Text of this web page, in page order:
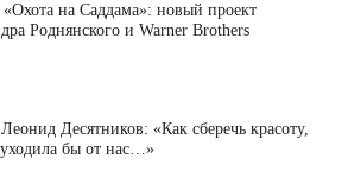
«Охота на Саддама»: новый проект
Роднянского и Warner Brothers
Леонид Десятников: «Как сберечь красоту,
бы от нас…»